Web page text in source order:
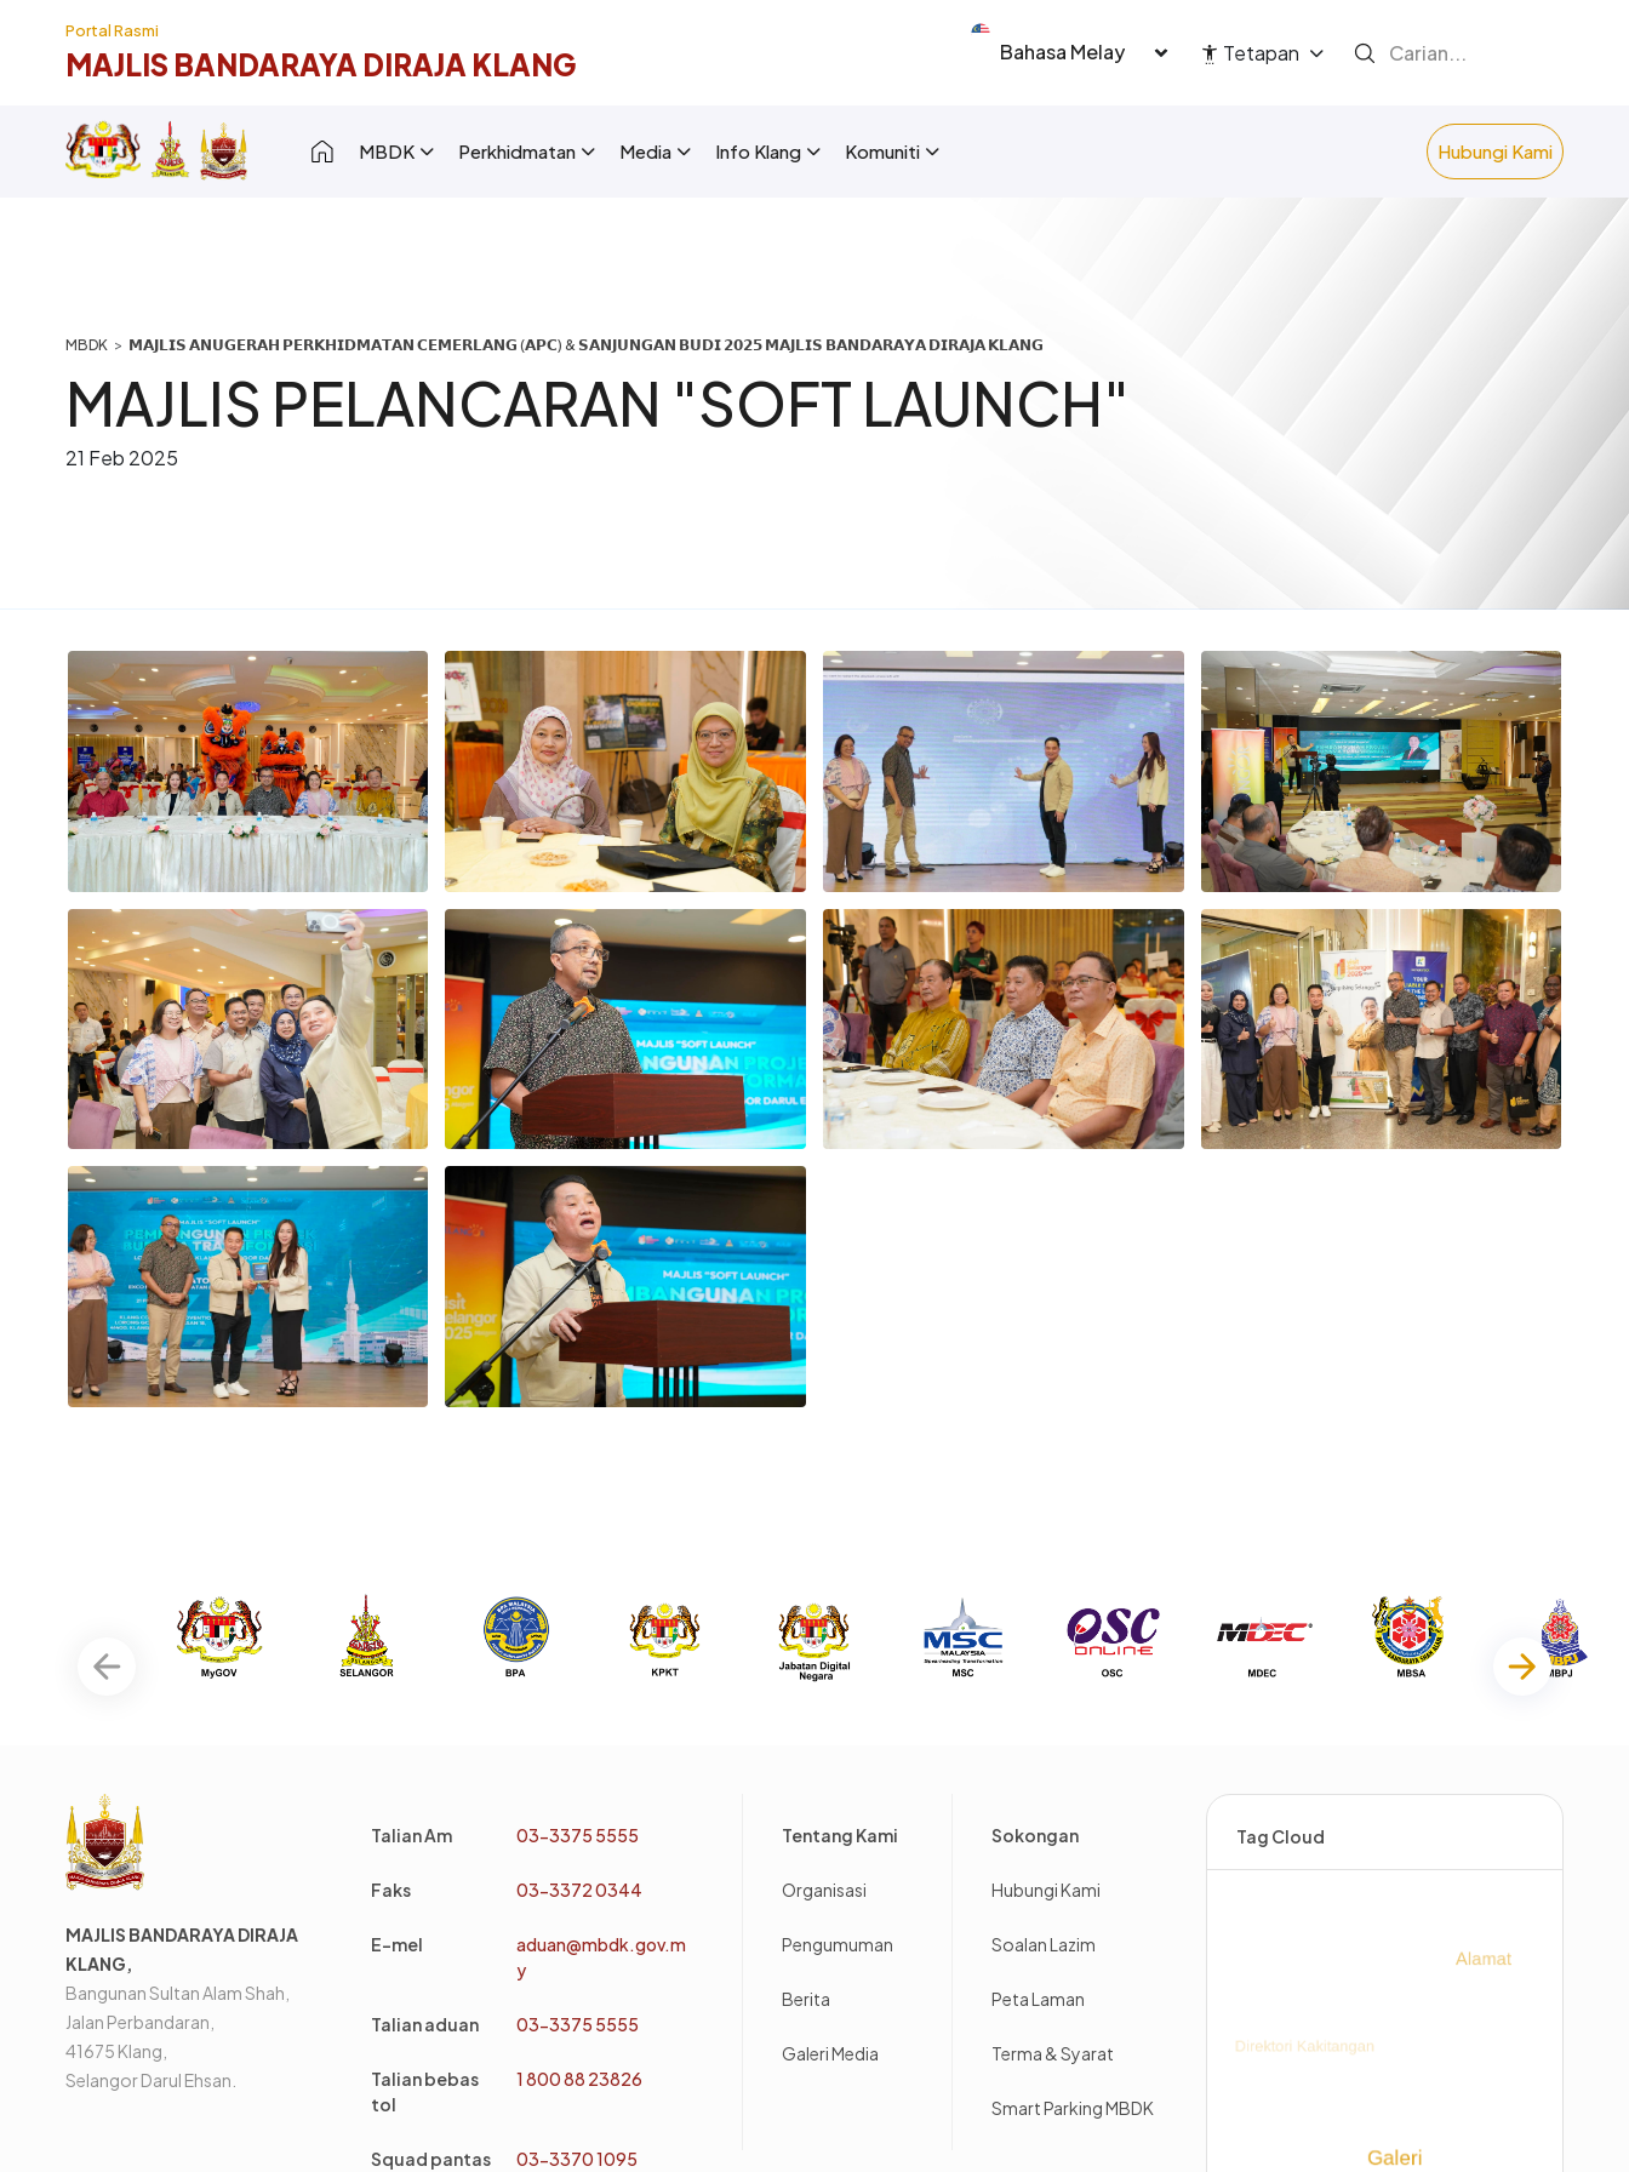
Portal Rasmi
MAJLIS BANDARAYA DIRAJA KLANG
Select your language Tetapan
Main navigation [New Layout]
MBDK Perkhidmatan Media Info Klang Komuniti Hubungi Kami
Breadcrumb
𝗠𝗔𝗝𝗟𝗜𝗦 𝗔𝗡𝗨𝗚𝗘𝗥𝗔𝗛 𝗣𝗘𝗥𝗞𝗛𝗜𝗗𝗠𝗔𝗧𝗔𝗡 𝗖𝗘𝗠𝗘𝗥𝗟𝗔𝗡𝗚 (𝗔𝗣𝗖) & 𝗦𝗔𝗡𝗝𝗨𝗡𝗚𝗔𝗡 𝗕𝗨𝗗𝗜 𝟮𝟬𝟮𝟱 𝗠𝗔𝗝𝗟𝗜𝗦 𝗕𝗔𝗡𝗗𝗔𝗥𝗔𝗬𝗔 𝗗𝗜𝗥𝗔𝗝𝗔 𝗞𝗟𝗔𝗡𝗚
MAJLIS PELANCARAN "SOFT LAUNCH"
21 Feb 2025
MAJLIS BANDARAYA DIRAJA
KLANG,
Bangunan Sultan Alam Shah,
Jalan Perbandaran,
41675 Klang,
Selangor Darul Ehsan.
Talian Am 03-3375 5555
Faks 03-3372 0344
E-mel
aduan@mbdk.gov.m
y
Talian aduan 03-3375 5555
Talian bebas
tol
1 800 88 23826
Squad pantas 03-3370 1095
Tentang Kami
Organisasi
Pengumuman
Berita
Galeri Media
Sokongan
Hubungi Kami
Soalan Lazim
Peta Laman
Terma & Syarat
Smart Parking MBDK
Tag Cloud